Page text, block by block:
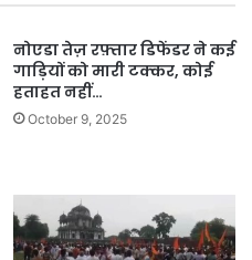
नोएडा तेज़ रफ़्तार डिफेंडर ने कई
गाड़ियों को मारी टक्कर, कोई
हताहत नहीं…
October 9, 2025